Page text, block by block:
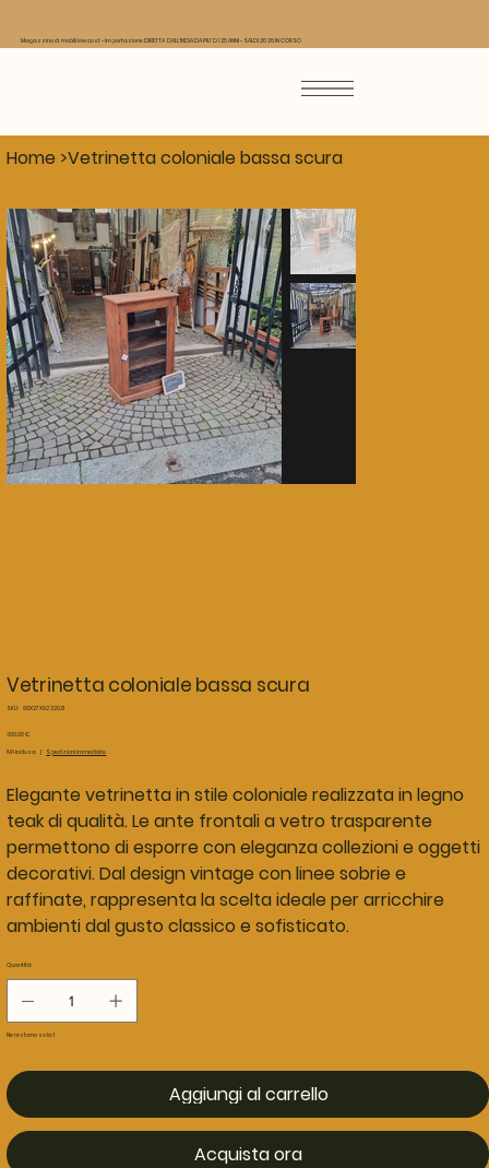
Home >Vetrinetta coloniale bassa scura
Vetrinetta coloniale bassa scura
SKU: SKU
22021
60X27X92 22021
Prezzo
300,00 €
IVA inclusa Spedizioni immediate
Elegante vetrinetta in stile coloniale realizzata in legno
teak di qualità. Le ante frontali a vetro trasparente
permettono di esporre con eleganza collezioni e oggetti
decorativi. Dal design vintage con linee sobrie e
raffinate, rappresenta la scelta ideale per arricchire
ambienti dal gusto classico e sofisticato.
Quantità
Ne restano solo: 1
Aggiungi al carrello
Acquista ora
Magazzino di mobili low cost - Importazione DIRETTA DALL'INDIA DA PIU' DI 25 ANNI - SALDI 2026 IN CORSO